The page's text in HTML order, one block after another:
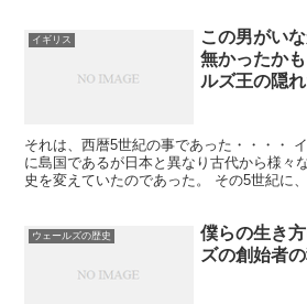
イギリス
この男がい
無かったか
ルズ王の隠
それは、西暦5世紀の事であった・・・・
に島国であるが日本と異なり古代から様々
史を変えていたのであった。 その5世紀に
ウェールズの歴史
僕らの生き
ズの創始者